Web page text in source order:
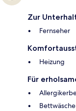
Zur
Fernseher
Heizung
Für